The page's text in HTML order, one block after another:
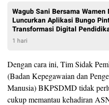
Wagub Sani Bersama Wamen
Luncurkan Aplikasi Bungo
Transformasi Digital
1 hari
Dengan cara ini, Tim Sidak
(Badan Kepegawaian dan
Manusia) BKPSDMD tidak
cukup memantau kehadiran